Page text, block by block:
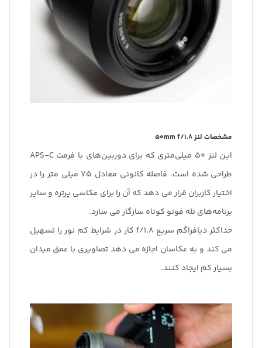
مشخصات لنز 50mm f/1.8
این لنز 50 میلی‌متری که برای دوربین‌های با فرمت APS-C
طراحی شده است، فاصله کانونی معادل 75 میلی متر را در
اختیار کاربران قرار می دهد که آن را برای عکاسی پرتره و سایر
برنامه‌های تله فوتو کوتاه سازگار می سازد.
حداکثر دیافراگم سریع f/1.8 کار در شرایط کم نور را تسهیل
می کند و به عکاسان اجازه می دهد تصاویری با عمق میدان
بسیار کم ایجاد کنند.